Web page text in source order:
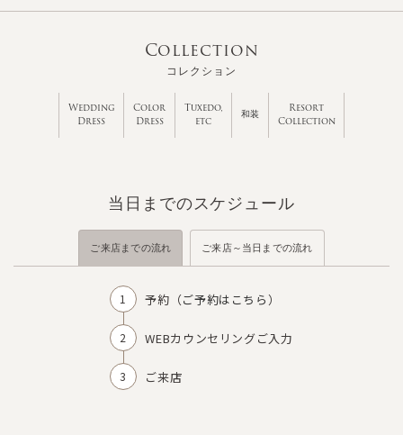
Collection
コレクション
Wedding
Dress
Color
Dress
Tuxedo,
etc
和装
Resort
Collection
当日までのスケジュール
ご来店までの流れ ご来店～当日までの流れ
予約（ご予約はこちら）
WEBカウンセリングご入力
ご来店